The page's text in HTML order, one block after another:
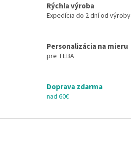
v
k
v
ý
Rýchla výroba
Expedícia do 2 dní od výroby
Personalizácia na mieru
pre TEBA
Doprava zdarma
nad 60€
Z